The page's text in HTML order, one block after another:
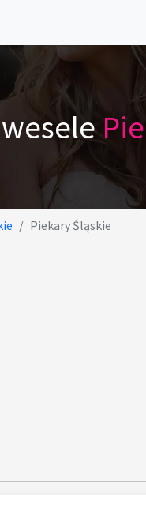
Piekary Śląskie